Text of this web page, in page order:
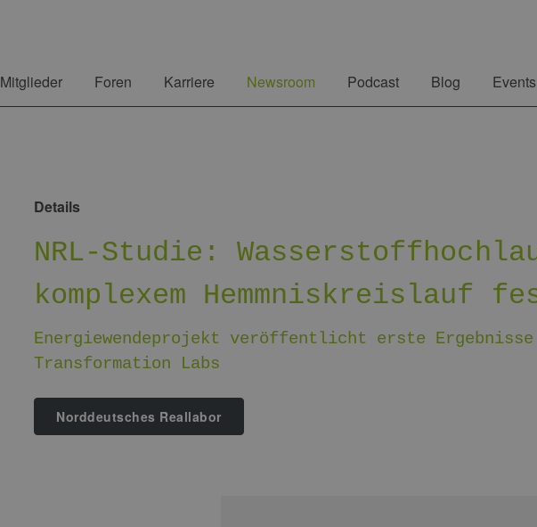
Mitglieder Foren Karriere Newsroom Podcast Blog Events
Details
NRL-Studie:
komplexem Hemmniskreislauf
Energiewendeprojekt veröffentlicht erste Ergebnisse
Transformation Labs
Norddeutsches Reallabor